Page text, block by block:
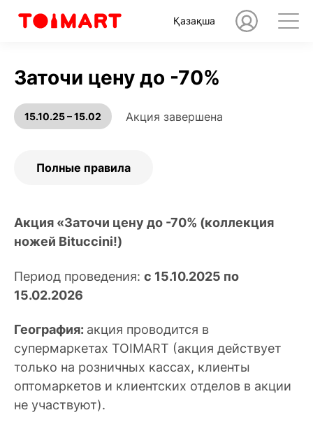
Қазақша
Заточи цену до -70%
15.10.25 – 15.02 Акция завершена
Полные правила
Акция «Заточи цену до -70% (коллекция
ножей Bituccini!)
Период проведения: с 15.10.2025 по
15.02.2026
География: акция проводится в
супермаркетах TOIMART (акция действует
только на розничных кассах, клиенты
оптомаркетов и клиентских отделов в акции
не участвуют).